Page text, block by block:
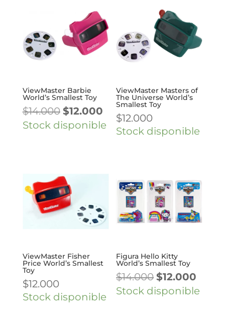
ViewMaster Barbie
World’s Smallest Toy
$14.000 El
precio
$12.000El
precio
actual
Stock disponible
ViewMaster Masters of
The Universe World’s
Smallest Toy
$12.000
Stock disponible
ViewMaster Fisher
Price World’s Smallest
Toy
$12.000
Stock disponible
Figura Hello Kitty
World’s Smallest Toy
$14.000 El
precio
$12.000
Stock disponible